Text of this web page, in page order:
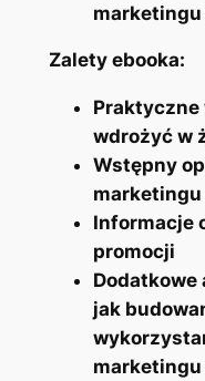
Zalety ebooka:
Praktyczne
wdrożyć w
Wstępny
Informacje
promocji
jak